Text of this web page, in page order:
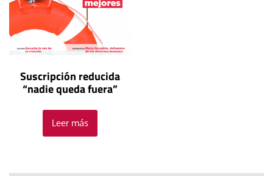
Suscripción reducida
“nadie queda fuera”
Leer más